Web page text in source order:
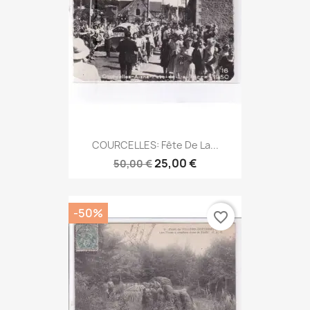
COURCELLES: Fête De La...
50,00 €25,00 €
-50% favorite_border